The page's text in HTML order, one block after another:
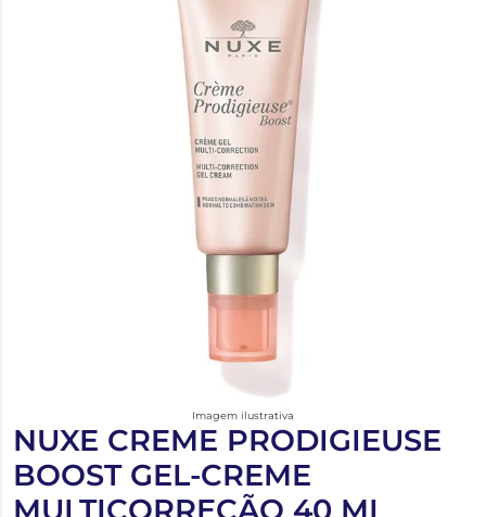
Imagem ilustrativa
NUXE CREME PRODIGIEUSE
BOOST GEL-CREME
MULTICORREÇÃO 40 ML